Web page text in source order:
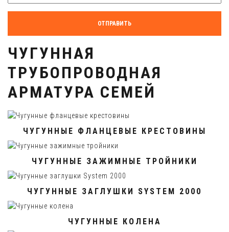
ОТПРАВИТЬ
ЧУГУННАЯ
ТРУБОПРОВОДНАЯ
АРМАТУРА СЕМЕЙ
ЧУГУННЫЕ ФЛАНЦЕВЫЕ КРЕСТОВИНЫ
ЧУГУННЫЕ ЗАЖИМНЫЕ ТРОЙНИКИ
ЧУГУННЫЕ ЗАГЛУШКИ SYSTEM 2000
ЧУГУННЫЕ КОЛЕНА